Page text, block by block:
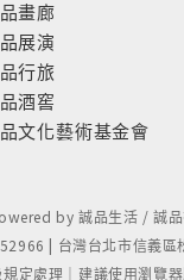
畫廊
展演
行旅
酒窖
文化藝術基金會
by 誠品生活 / 誠
| 台灣台北市信義
規定處理｜建議使用瀏